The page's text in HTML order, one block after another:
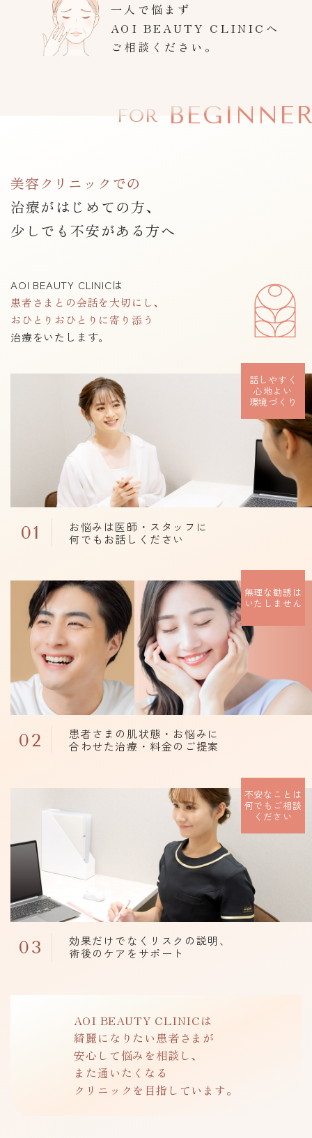
一人で悩まず
AOI BEAUTY CLINICへ
ご相談ください。
FOR
美容クリニックでの
治療がはじめての方、
少しでも不安がある方へ
AOI BEAUTY CLINICは
患者さまとの会話を大切にし、
おひとりおひとりに寄り添う
治療をいたします。
話しやすく
心地よい
環境づくり
01
お悩みは医師・スタッフに
何でもお話しください
無理な勧誘は
いたしません
02
患者さまの肌状態・お悩みに
合わせた治療・料金のご提案
不安なことは
何でもご相談
ください
03
効果だけでなくリスクの説明、
術後のケアをサポート
AOI BEAUTY CLINICは
綺麗になりたい患者さまが
安心して悩みを相談し、
また通いたくなる
クリニックを目指しています。